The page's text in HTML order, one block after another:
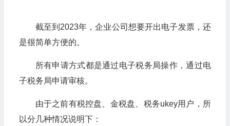
截至到2023年，企业公司想要开出电子发票，还
是很简单方便的。
所有申请方式都是通过电子税务局操作，通过电
子税务局申请审核。
由于之前有税控盘、金税盘、税务ukey用户，所
以分几种情况说明下：